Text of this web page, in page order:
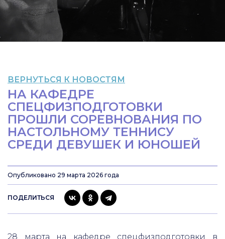
ВЕРНУТЬСЯ К НОВОСТЯМ
НА КАФЕДРЕ
СПЕЦФИЗПОДГОТОВКИ
ПРОШЛИ СОРЕВНОВАНИЯ ПО
НАСТОЛЬНОМУ ТЕННИСУ
СРЕДИ ДЕВУШЕК И ЮНОШЕЙ
Опубликовано 29 марта 2026 года
ПОДЕЛИТЬСЯ
28 марта на кафедре спецфизподготовки в